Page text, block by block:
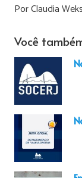
Por Claudia
Você